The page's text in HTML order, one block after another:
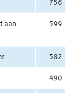
756
aan
599
582
490